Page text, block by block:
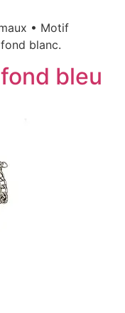
• Motif
blanc.
bleu